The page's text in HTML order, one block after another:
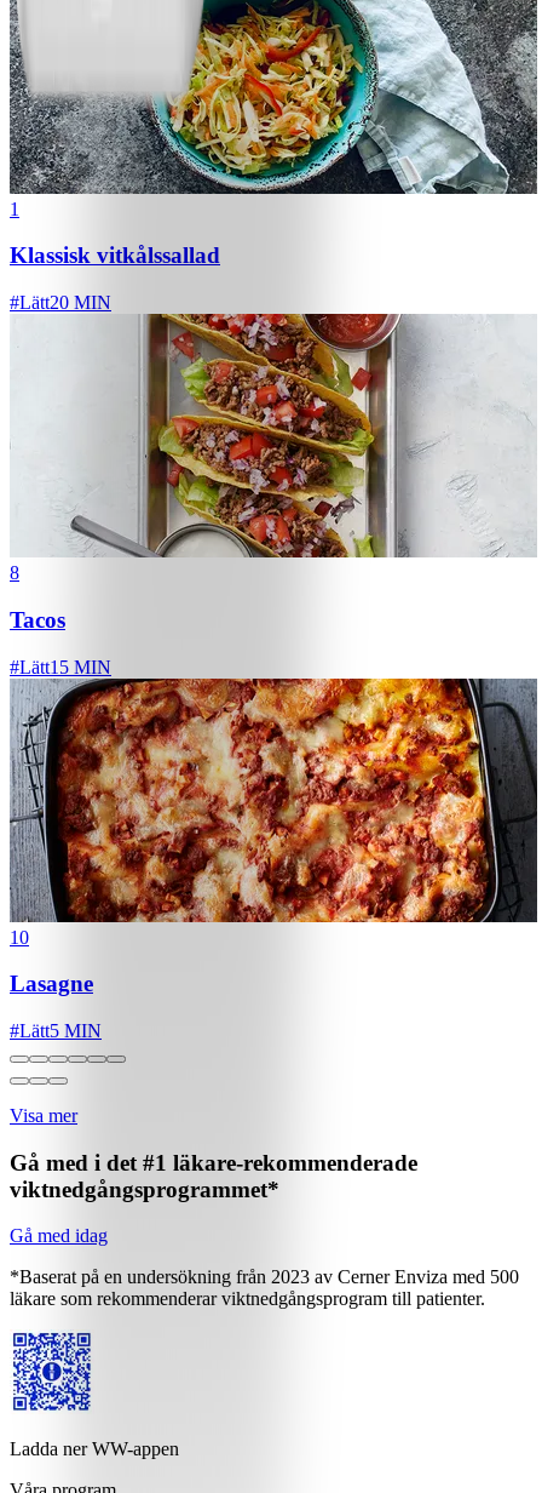
1
Klassisk vitkålssallad
#Lätt20 MIN
8
Tacos
#Lätt15 MIN
10
Lasagne
#Lätt5 MIN
Visa mer
Gå med i det #1 läkare-rekommenderade
viktnedgångsprogrammet*
Gå med idag
*Baserat på en undersökning från 2023 av Cerner Enviza med 500
läkare som rekommenderar viktnedgångsprogram till patienter.
Ladda ner WW-appen